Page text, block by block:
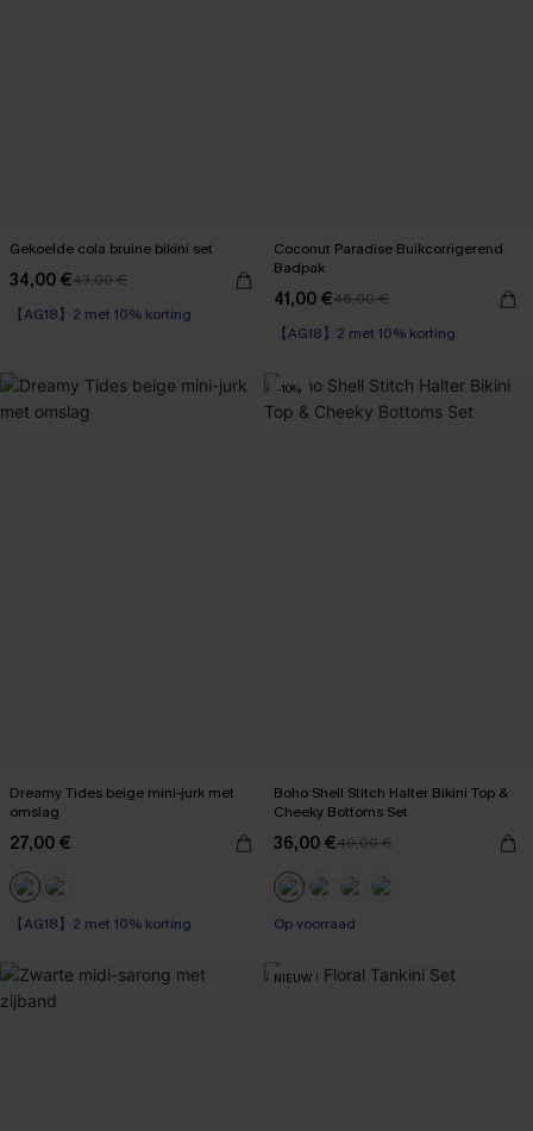
Gekoelde cola bruine bikini set
34,00 €43,00 €
【AG18】2 met 10% korting
High Waist
Coconut Paradise Buikcorrigerend
Badpak
41,00 €46,00 €
【AG18】2 met 10% korting
Op voorraad
Dreamy Tides beige mini-jurk met
omslag
27,00 €
【AG18】2 met 10% korting
-10%
Boho Shell Stitch Halter Bikini Top &
Cheeky Bottoms Set
36,00 €40,00 €
Op voorraad
NIEUW